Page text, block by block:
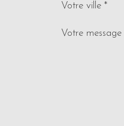
Votre ville *
Votre message